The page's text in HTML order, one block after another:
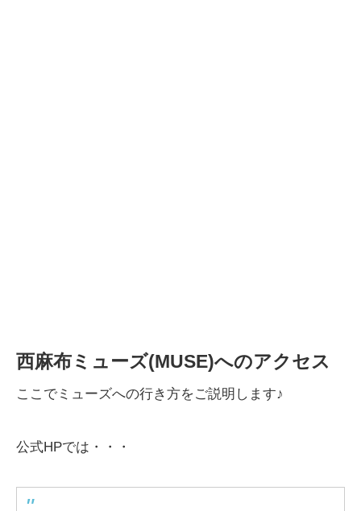
西麻布ミューズ(MUSE)へのアクセス
ここでミューズへの行き方をご説明します♪
公式HPでは・・・